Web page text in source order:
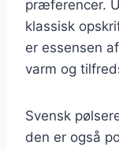
præferencer.
klassisk
er essensen
varm og
Svensk
den er også